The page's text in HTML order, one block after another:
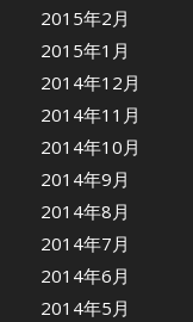
2015年2月
2015年1月
2014年12月
2014年11月
2014年10月
2014年9月
2014年8月
2014年7月
2014年6月
2014年5月